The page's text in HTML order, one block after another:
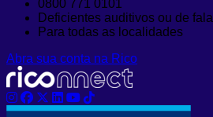
0800 771 0101
Deficientes auditivos ou de fala
Para todas as localidades
Abra sua conta na Rico